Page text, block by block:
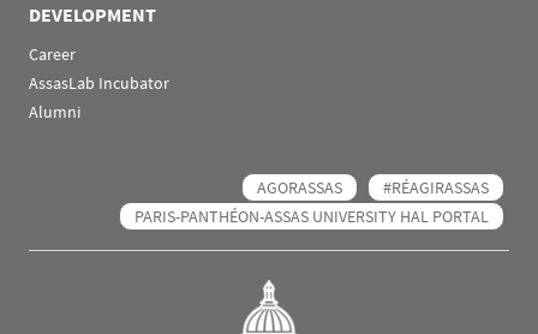
DEVELOPMENT
Career
AssasLab Incubator
Alumni
AGORASSAS
#RÉAGIRASSAS
PARIS-PANTHÉON-ASSAS UNIVERSITY HAL PORTAL